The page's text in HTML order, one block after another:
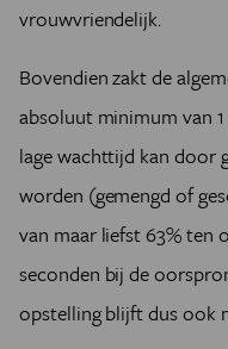
vrouwvriendelijk.
Bovendien zakt de
absoluut minimum van
lage wachttijd kan door
worden (gemengd of
van maar liefst 63% ten
seconden bij de
opstelling blijft dus ook